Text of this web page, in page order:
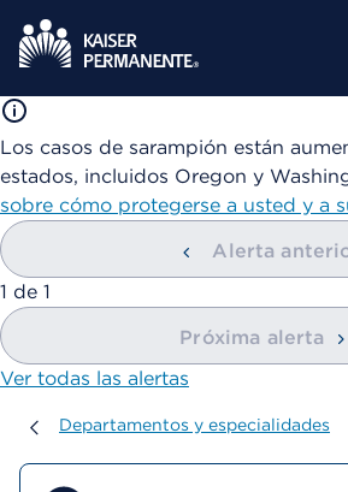
Los casos de sarampión están
estados, incluidos Oregon y
sobre cómo protegerse a usted y a
Alerta
mostrando
1 de 1
Próxima alerta
Ver todas las alertas
Departamentos y especialidades
Departamentos y especialidades